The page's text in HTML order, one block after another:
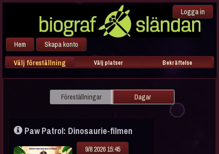
Logga in
Hem Skapa konto
Välj föreställning Välj platser Bekräftelse
Föreställningar Dagar
Paw Patrol: Dinosaurie-filmen
9/8 2026 15:45